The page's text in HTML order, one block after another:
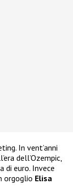
In vent’anni
dell’Ozempic,
di euro. Invece
orgoglio Elisa